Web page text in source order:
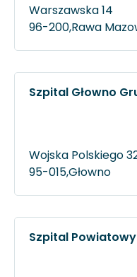
Warszawska 14
96-200,Rawa
Szpital Głowno
Wojska Polskiego
95-015,Głowno
Szpital